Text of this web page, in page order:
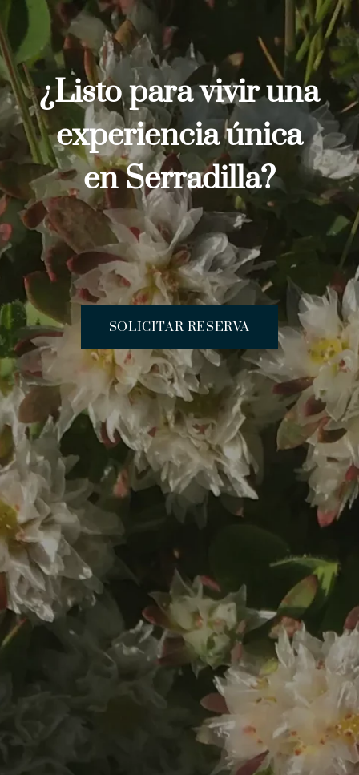
¿Listo para vivir una
experiencia única
en Serradilla?
SOLICITAR RESERVA